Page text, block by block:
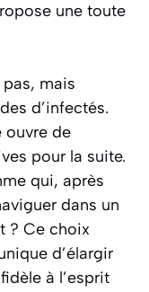
une toute
mais
d’infectés.
ouvre de
pour la suite.
qui, après
dans un
? Ce choix
d’élargir
à l’esprit